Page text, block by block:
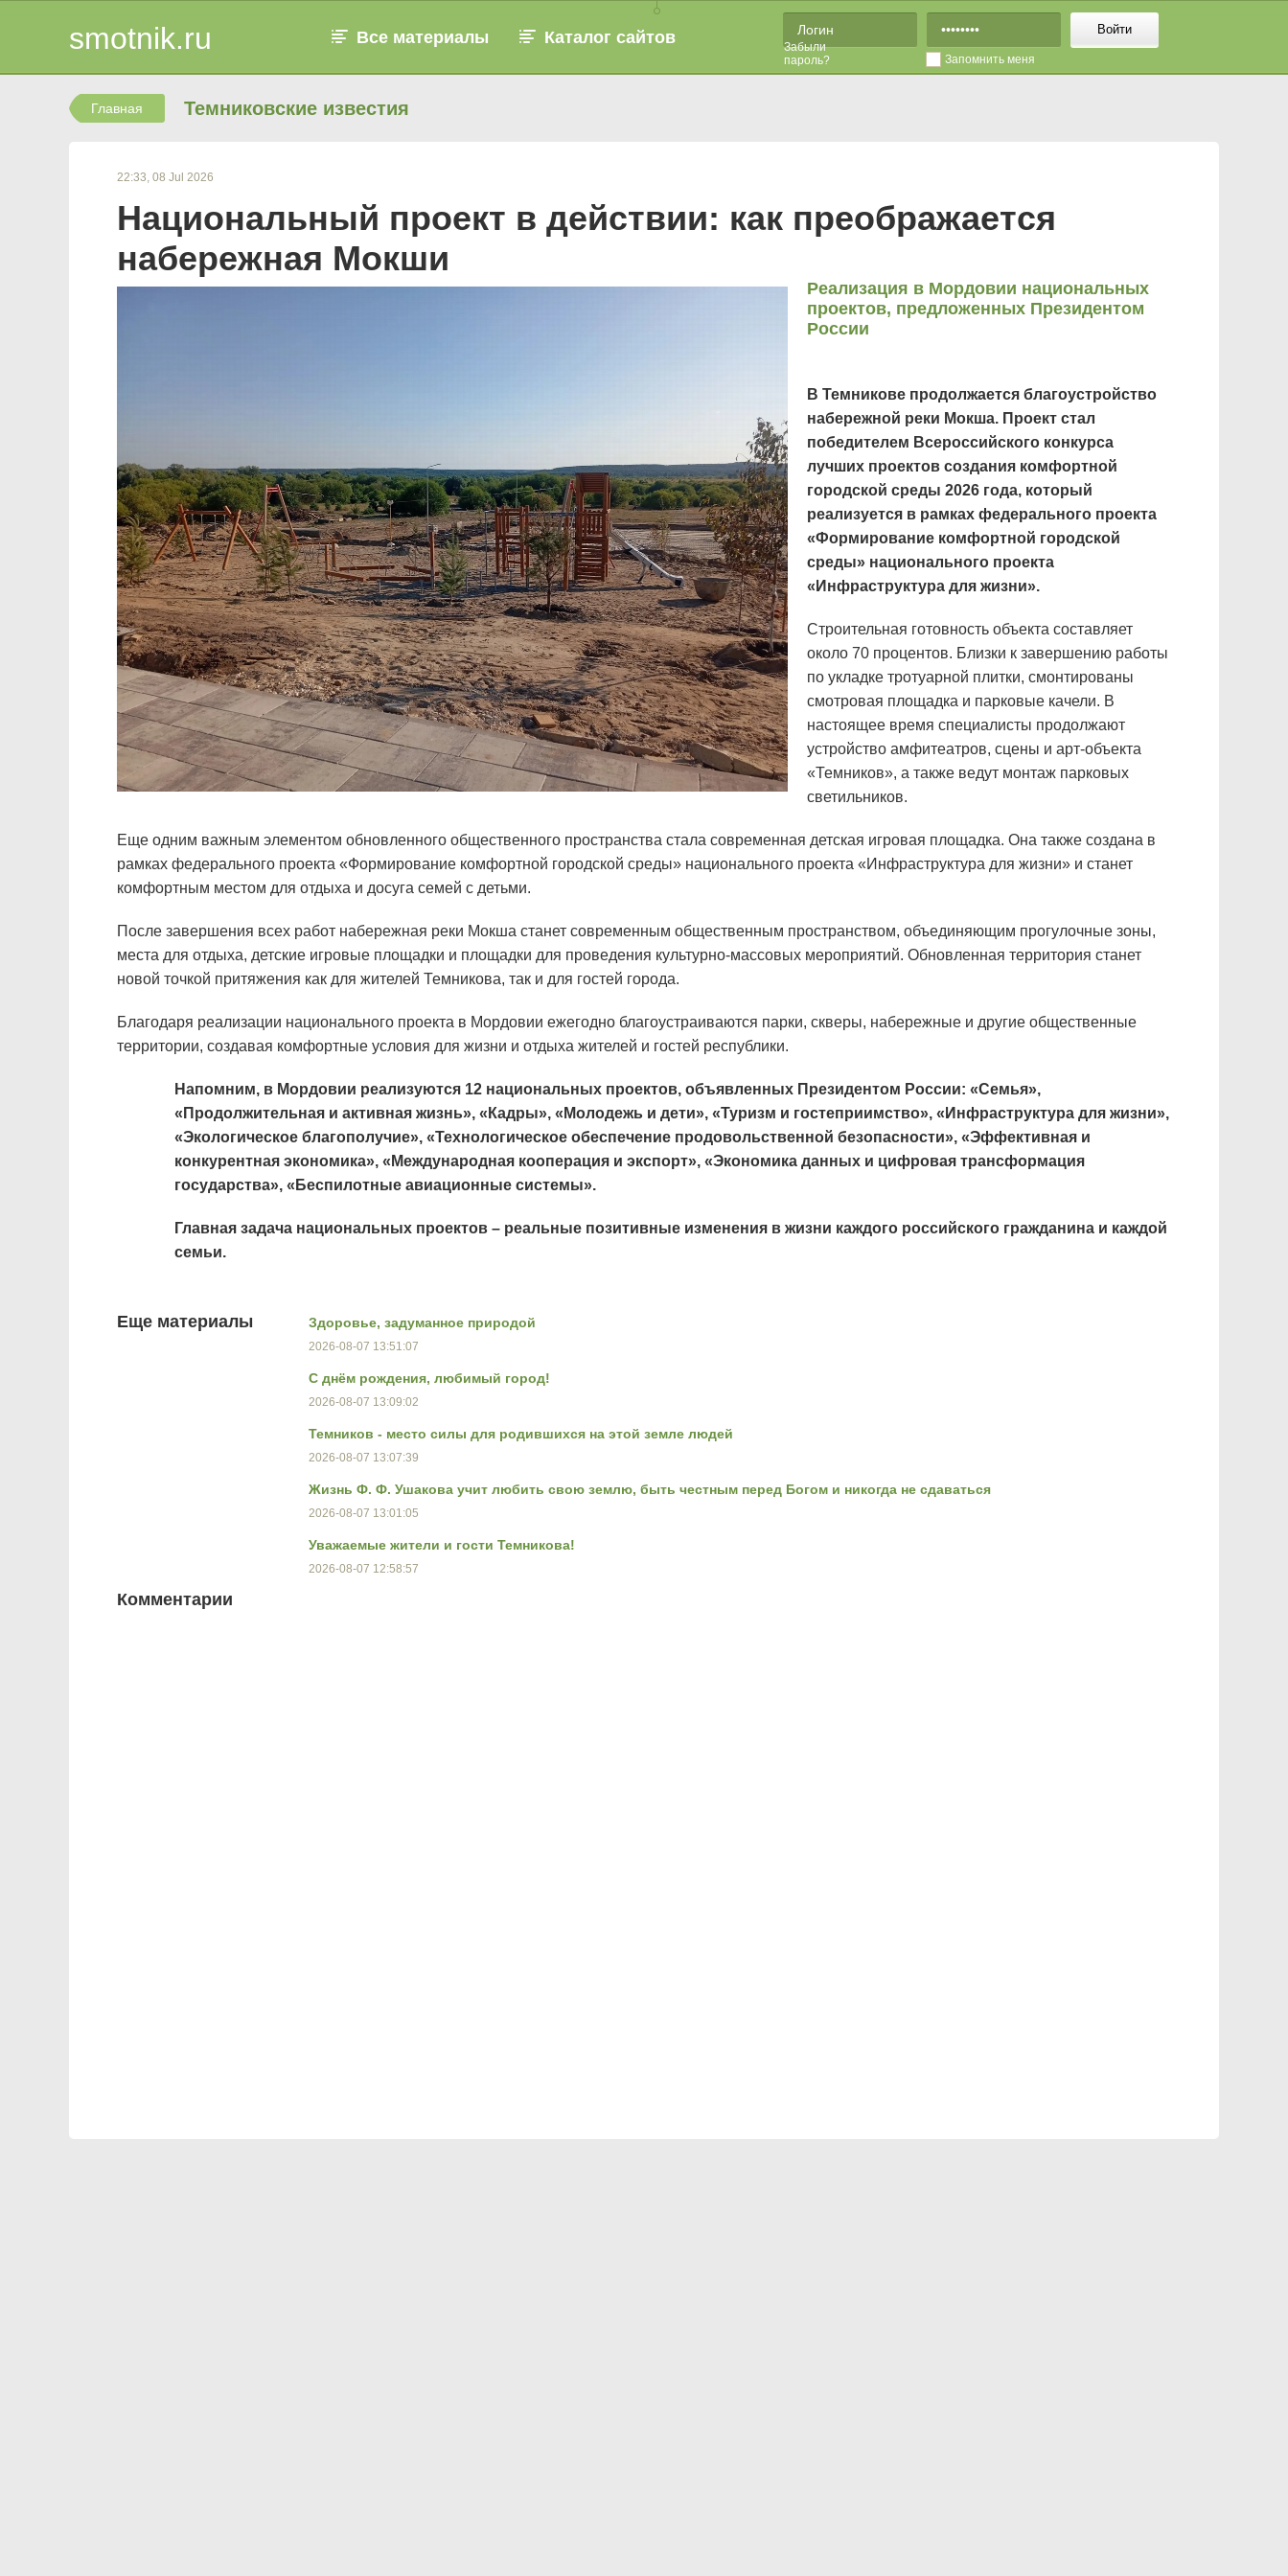
smotnik.ru Все материалы Каталог сайтов Войти
Забыли
пароль?
Запомнить меня
Главная Темниковские известия
22:33, 08 Jul 2026
Национальный проект в действии: как преображается
набережная Мокши
Реализация в Мордовии национальных
проектов, предложенных Президентом
России
В Темникове продолжается благоустройство
набережной реки Мокша. Проект стал
победителем Всероссийского конкурса
лучших проектов создания комфортной
городской среды 2026 года, который
реализуется в рамках федерального проекта
«Формирование комфортной городской
среды» национального проекта
«Инфраструктура для жизни».
Строительная готовность объекта составляет
около 70 процентов. Близки к завершению работы
по укладке тротуарной плитки, смонтированы
смотровая площадка и парковые качели. В
настоящее время специалисты продолжают
устройство амфитеатров, сцены и арт-объекта
«Темников», а также ведут монтаж парковых
светильников.
Еще одним важным элементом обновленного общественного пространства стала современная детская игровая площадка. Она также создана в
рамках федерального проекта «Формирование комфортной городской среды» национального проекта «Инфраструктура для жизни» и станет
комфортным местом для отдыха и досуга семей с детьми.
После завершения всех работ набережная реки Мокша станет современным общественным пространством, объединяющим прогулочные зоны,
места для отдыха, детские игровые площадки и площадки для проведения культурно-массовых мероприятий. Обновленная территория станет
новой точкой притяжения как для жителей Темникова, так и для гостей города.
Благодаря реализации национального проекта в Мордовии ежегодно благоустраиваются парки, скверы, набережные и другие общественные
территории, создавая комфортные условия для жизни и отдыха жителей и гостей республики.
Напомним, в Мордовии реализуются 12 национальных проектов, объявленных Президентом России: «Семья»,
«Продолжительная и активная жизнь», «Кадры», «Молодежь и дети», «Туризм и гостеприимство», «Инфраструктура для жизни»,
«Экологическое благополучие», «Технологическое обеспечение продовольственной безопасности», «Эффективная и
конкурентная экономика», «Международная кооперация и экспорт», «Экономика данных и цифровая трансформация
государства», «Беспилотные авиационные системы».
Главная задача национальных проектов – реальные позитивные изменения в жизни каждого российского гражданина и каждой
семьи.
Еще материалы Здоровье, задуманное природой
2026-08-07 13:51:07
С днём рождения, любимый город!
2026-08-07 13:09:02
Темников - место силы для родившихся на этой земле людей
2026-08-07 13:07:39
Жизнь Ф. Ф. Ушакова учит любить свою землю, быть честным перед Богом и никогда не сдаваться
2026-08-07 13:01:05
Уважаемые жители и гости Темникова!
2026-08-07 12:58:57
Комментарии